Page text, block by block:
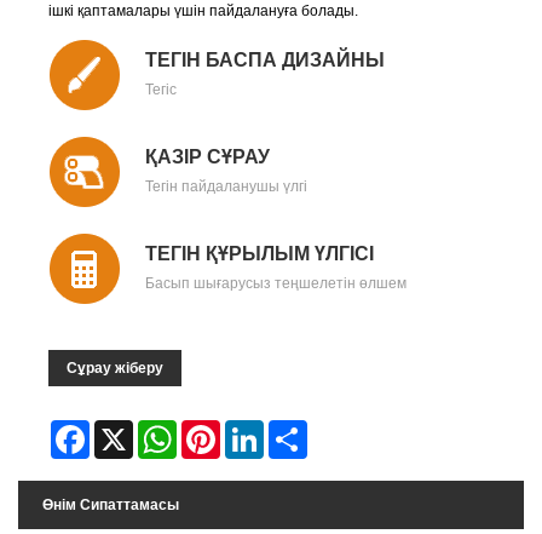
ішкі қаптамалары үшін пайдалануға болады.
ТЕГІН БАСПА ДИЗАЙНЫ
Тегіс
ҚАЗІР СҰРАУ
Тегін пайдаланушы үлгі
ТЕГІН ҚҰРЫЛЫМ ҮЛГІСІ
Басып шығарусыз теңшелетін өлшем
Сұрау жіберу
Facebook
X WhatsAppPinterestLinkedIn
Өнім Сипаттамасы